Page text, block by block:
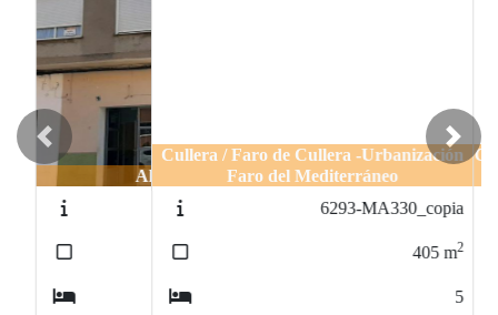
Cullera / Faro de Cullera -Urbanización
Faro del Mediterráneo
6293-MA330_copia
Previous Next